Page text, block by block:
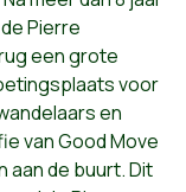
Pierre
een grote
voor
en
van Good Move
aan de buurt. Dit